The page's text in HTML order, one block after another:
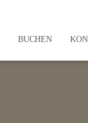
BUCHEN